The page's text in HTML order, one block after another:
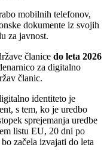
mobilnih telefonov,
dokumente iz svojih
za javnost.
članice do leta 2026
za digitalno
članic.
identiteto je
s tem, ko je uredbo
sprejemanja uredbe
listu EU, 20 dni po
začela izvajati do leta